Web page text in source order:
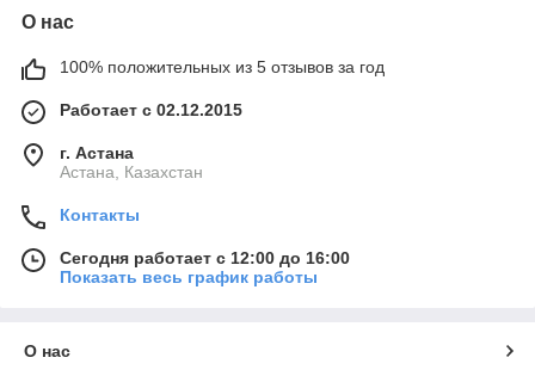
О нас
100% положительных из 5 отзывов за год
Работает с 02.12.2015
г. Астана
Астана, Казахстан
Контакты
Сегодня работает с 12:00 до 16:00
Показать весь график работы
О нас